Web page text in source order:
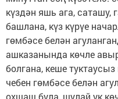
күздән яшь ага, саташу,
башлана, күз күрүе
гөмбәсе белән
ашказанында көчле
болгана, кеше
чебен гөмбәсе белән